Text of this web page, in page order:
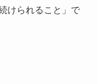
けられること」で